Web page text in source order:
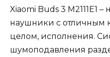
Xiaomi Buds 3 M2111E1
наушники с отличным
целом, исполнения.
шумоподавления